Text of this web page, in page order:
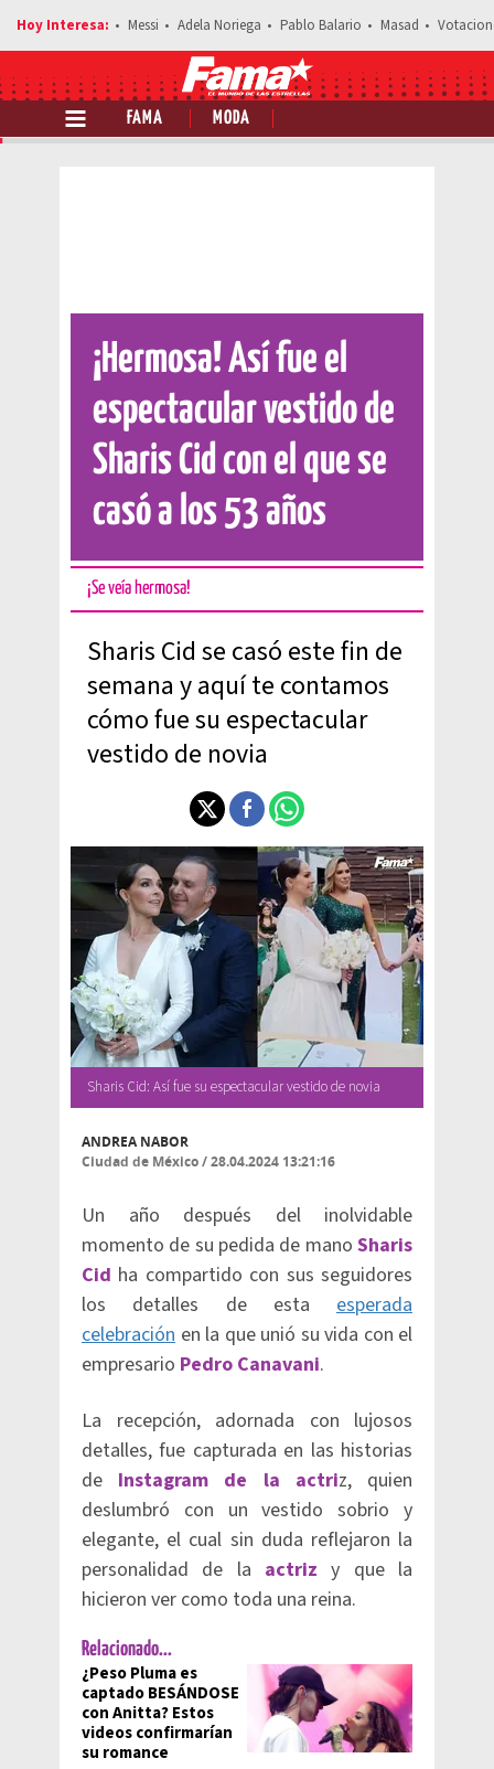
Messi Adela Noriega Pablo Balario Masad
FAMA MODA
Comparte esta noticia
¡Hermosa! Así fue el
espectacular vestido de
Sharis Cid con el que se
casó a los 53 años
¡Se veía hermosa!
Sharis Cid se casó este fin de
semana y aquí te contamos
cómo fue su espectacular
vestido de novia
Sharis Cid: Así fue su espectacular vestido de novia
ANDREA NABOR
Ciudad de México/28.04.2024 13:21:16
Un año después del inolvidable
momento de su pedida de mano Sharis
Cid ha compartido con sus seguidores
los detalles de esta esperada
celebración en la que unió su vida con el
empresario Pedro Canavani.
La recepción, adornada con lujosos
detalles, fue capturada en las historias
de Instagram de la actriz, quien
deslumbró con un vestido sobrio y
elegante, el cual sin duda reflejaron la
personalidad de la actriz y que la
hicieron ver como toda una reina.
Relacionado...
¿Peso Pluma es
captado BESÁNDOSE
con Anitta? Estos
videos confirmarían
su romance